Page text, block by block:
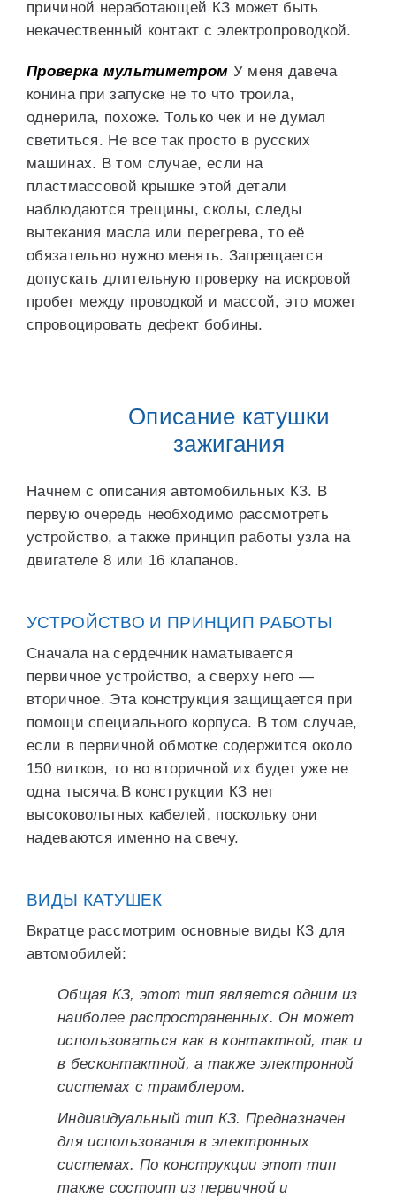
причиной неработающей КЗ может быть
некачественный контакт с электропроводкой.
Проверка мультиметром У меня давеча
конина при запуске не то что троила,
однерила, похоже. Только чек и не думал
светиться. Не все так просто в русских
машинах. В том случае, если на
пластмассовой крышке этой детали
наблюдаются трещины, сколы, следы
вытекания масла или перегрева, то её
обязательно нужно менять. Запрещается
допускать длительную проверку на искровой
пробег между проводкой и массой, это может
спровоцировать дефект бобины.
Описание катушки
зажигания
Начнем с описания автомобильных КЗ. В
первую очередь необходимо рассмотреть
устройство, а также принцип работы узла на
двигателе 8 или 16 клапанов.
УСТРОЙСТВО И ПРИНЦИП РАБОТЫ
Сначала на сердечник наматывается
первичное устройство, а сверху него —
вторичное. Эта конструкция защищается при
помощи специального корпуса. В том случае,
если в первичной обмотке содержится около
150 витков, то во вторичной их будет уже не
одна тысяча.В конструкции КЗ нет
высоковольтных кабелей, поскольку они
надеваются именно на свечу.
ВИДЫ КАТУШЕК
Вкратце рассмотрим основные виды КЗ для
автомобилей:
Общая КЗ, этот тип является одним из
наиболее распространенных. Он может
использоваться как в контактной, так и
в бесконтактной, а также электронной
системах с трамблером.
Индивидуальный тип КЗ. Предназначен
для использования в электронных
системах. По конструкции этот тип
также состоит из первичной и